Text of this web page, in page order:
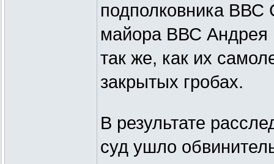
подполковника ВВС
майора ВВС Андрея
так же, как их
закрытых гробах.
В результате
суд ушло